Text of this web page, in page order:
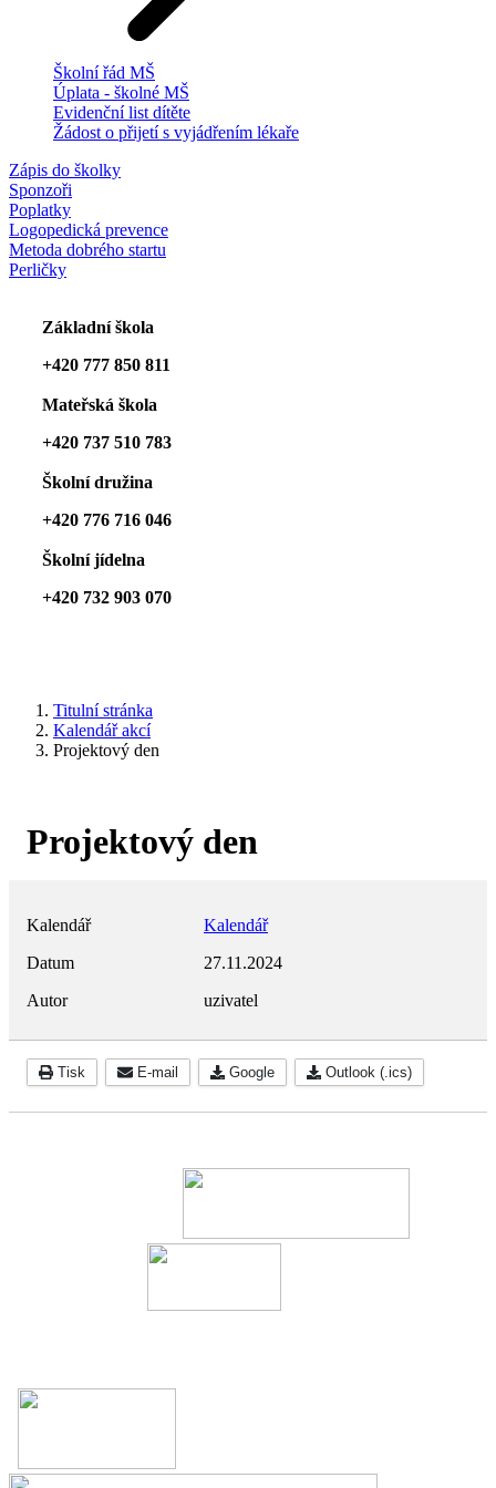
Školní řád MŠ
Úplata - školné MŠ
Evidenční list dítěte
Žádost o přijetí s vyjádřením lékaře
Zápis do školky
Sponzoři
Poplatky
Logopedická prevence
Metoda dobrého startu
Perličky
Základní škola
+420 777 850 811
Mateřská škola
+420 737 510 783
Školní družina
+420 776 716 046
Školní jídelna
+420 732 903 070
Titulní stránka
Kalendář akcí
Projektový den
Projektový den
Kalendář
Kalendář
Datum
27.11.2024
Autor
uzivatel
Tisk E-mail Google Outlook (.ics)